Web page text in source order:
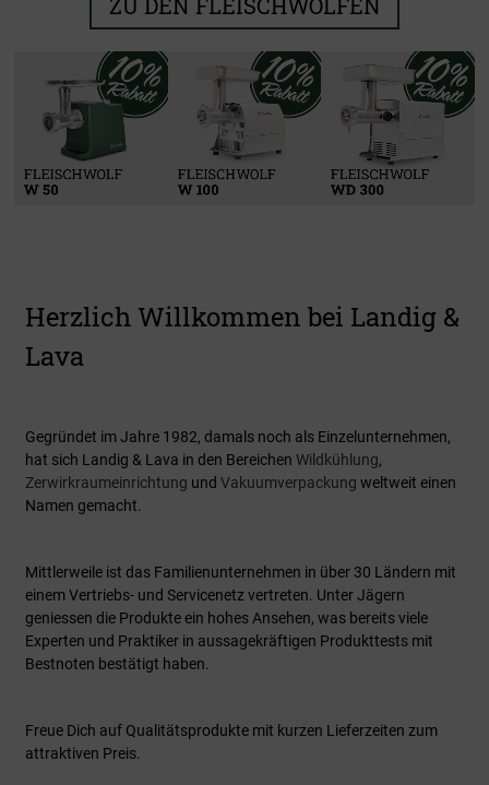
ZU DEN FLEISCHWÖLFEN
Kühlen & Reifen
Zu den Produkten
Zerwirken
Zu den Produkten
Verarbeiten Vakuumieren
Herzlich Willkommen bei Landig &
Lava
Gegründet im Jahre 1982, damals noch als Einzelunternehmen,
hat sich Landig & Lava in den Bereichen Wildkühlung,
Zerwirkraumeinrichtung und Vakuumverpackung weltweit einen
Namen gemacht.
Mittlerweile ist das Familienunternehmen in über 30 Ländern mit
einem Vertriebs- und Servicenetz vertreten. Unter Jägern
geniessen die Produkte ein hohes Ansehen, was bereits viele
Experten und Praktiker in aussagekräftigen Produkttests mit
Bestnoten bestätigt haben.
Freue Dich auf Qualitätsprodukte mit kurzen Lieferzeiten zum
attraktiven Preis.